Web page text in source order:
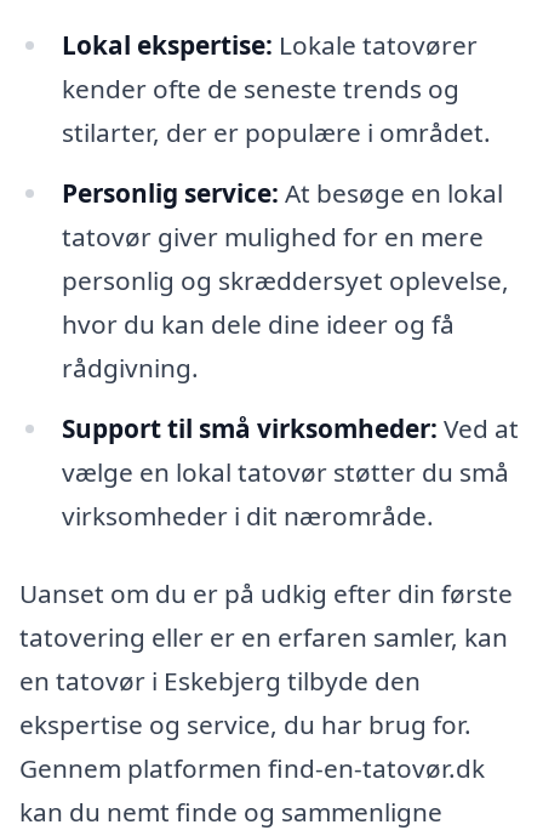
Lokal ekspertise: Lokale tatovører
kender ofte de seneste trends og
stilarter, der er populære i området.
Personlig service: At besøge en lokal
tatovør giver mulighed for en mere
personlig og skræddersyet oplevelse,
hvor du kan dele dine ideer og få
rådgivning.
Support til små virksomheder: Ved at
vælge en lokal tatovør støtter du små
virksomheder i dit nærområde.
Uanset om du er på udkig efter din første
tatovering eller er en erfaren samler, kan
en tatovør i Eskebjerg tilbyde den
ekspertise og service, du har brug for.
Gennem platformen find-en-tatovør.dk
kan du nemt finde og sammenligne